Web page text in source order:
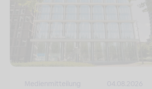
Medienmitteilung
04.08.2026